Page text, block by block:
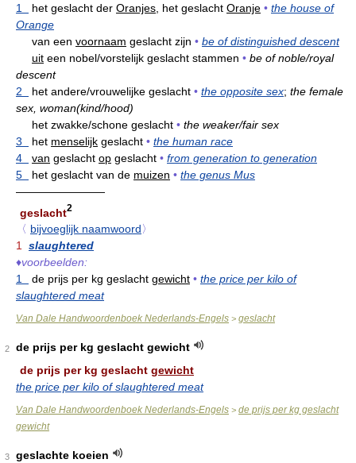
1
het geslacht der Oranjes, het geslacht Oranje • the house of
Orange
van een voornaam geslacht zijn • be of distinguished descent
uit een nobel/vorstelijk geslacht stammen • be of noble/royal
descent
2
het andere/vrouwelijke geslacht • the opposite sex; the female
sex, woman(kind/hood)
het zwakke/schone geslacht • the weaker/fair sex
3
het menselijk geslacht • the human race
4
van geslacht op geslacht • from generation to generation
5
het geslacht van de muizen • the genus Mus
————————
geslacht2
〈 bijvoeglijk naamwoord〉
1 slaughtered
♦voorbeelden:
1
de prijs per kg geslacht gewicht • the price per kilo of
slaughtered meat
Van Dale Handwoordenboek Nederlands-Engels > geslacht
2
de prijs per kg geslacht gewicht
de prijs per kg geslacht gewicht
the price per kilo of slaughtered meat
Van Dale Handwoordenboek Nederlands-Engels > de prijs per kg geslacht
gewicht
3
geslachte koeien